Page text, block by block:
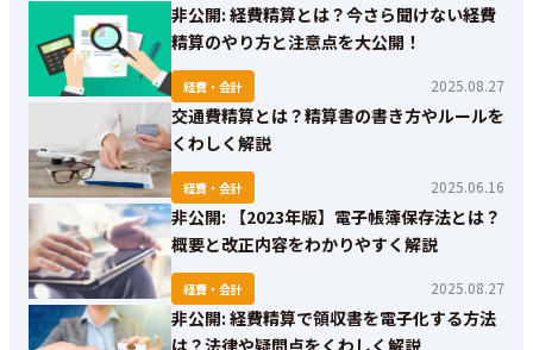
非公開: 経費精算とは？今さら聞けない経費
精算のやり方と注意点を大公開！
経費・会計 2025.08.27
交通費精算とは？精算書の書き方やルールを
くわしく解説
経費・会計 2025.06.16
非公開: 【2023年版】電子帳簿保存法とは？
概要と改正内容をわかりやすく解説
経費・会計 2025.08.27
非公開: 経費精算で領収書を電子化する方法
は？法律や疑問点をくわしく解説